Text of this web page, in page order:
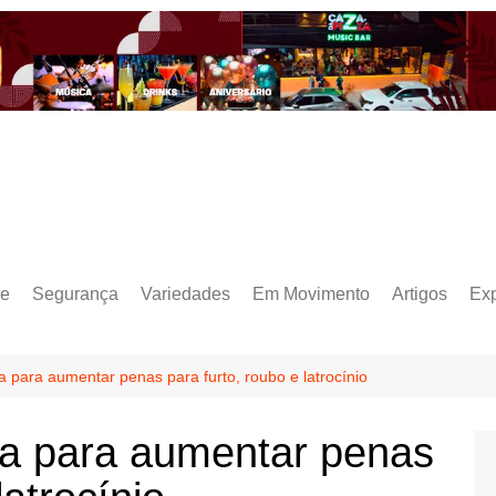
Segurança Variedades Em Movimento Artigos
para aumentar penas para furto, roubo e latrocínio
para aumentar penas